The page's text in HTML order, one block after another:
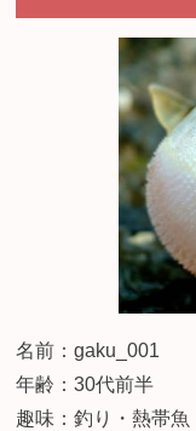
名前：gaku_001
年齢：30代前半
趣味：釣り・熱帯魚